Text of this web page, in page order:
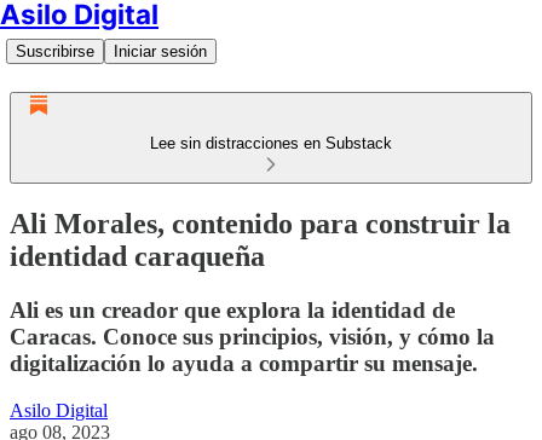
Asilo Digital
Suscribirse Iniciar sesión
Lee sin distracciones en Substack
Ali Morales, contenido para construir la
identidad caraqueña
Ali es un creador que explora la identidad de
Caracas. Conoce sus principios, visión, y cómo la
digitalización lo ayuda a compartir su mensaje.
Asilo Digital
ago 08, 2023